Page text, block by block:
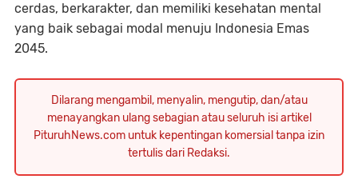
cerdas, berkarakter, dan memiliki kesehatan mental
yang baik sebagai modal menuju Indonesia Emas
2045.
Dilarang mengambil, menyalin, mengutip, dan/atau
menayangkan ulang sebagian atau seluruh isi artikel
PituruhNews.com untuk kepentingan komersial tanpa izin
tertulis dari Redaksi.